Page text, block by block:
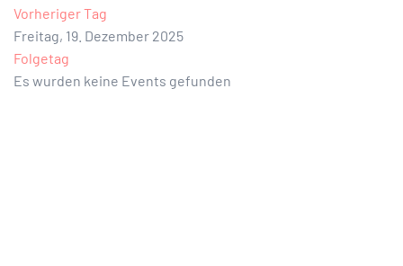
Vorheriger Tag
Freitag, 19. Dezember 2025
Folgetag
Es wurden keine Events gefunden